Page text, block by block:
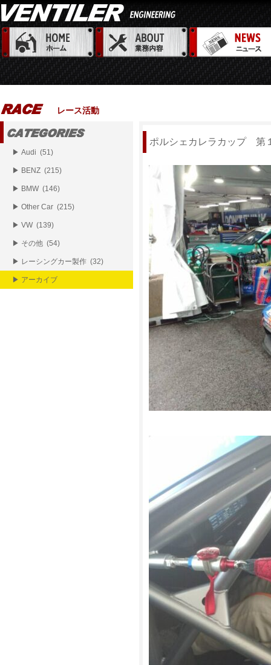
レース活動
ポルシェカレラカップ
▶ Audi (51)
▶ BENZ (215)
▶ BMW (146)
▶ Other Car (215)
▶ VW (139)
▶ その他 (54)
▶ レーシングカー製作 (32)
▶ アーカイブ